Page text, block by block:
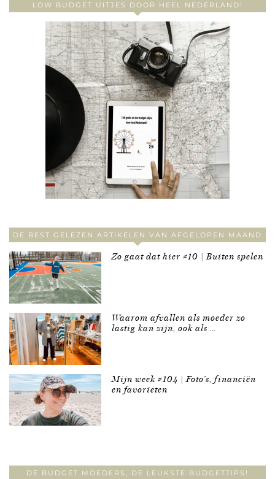
LOW BUDGET UITJES DOOR HEEL NEDERLAND!
DE BEST GELEZEN ARTIKELEN VAN AFGELOPEN MAAND
Zo gaat dat hier #10 | Buiten spelen
Waarom afvallen als moeder zo
lastig kan zijn, ook als …
Mijn week #104 | Foto’s, financiën
en favorieten
DE BUDGET MOEDERS, DE LEUKSTE BUDGETTIPS!